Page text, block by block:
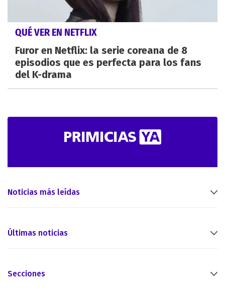
QUÉ VER EN NETFLIX
Furor en Netflix: la serie coreana de 8
episodios que es perfecta para los fans
del K-drama
Noticias más leídas
Últimas noticias
Secciones